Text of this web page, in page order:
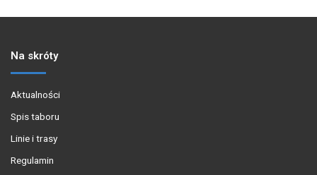
Na skróty
Aktualności
Spis taboru
Linie i trasy
Regulamin